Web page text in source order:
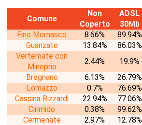
Comune
Non
Coperto
ADSL
30Mb
Fino Mornasco
8.66% 89.94%
Guanzate
13.84% 86.03%
Vertemate con
Minoprio
2.44% 19.9%
Bregnano
6.13% 26.79%
Lomazzo
0.7% 76.69%
Cassina Rizzardi
22.94% 77.06%
Cirimido
0.38% 99.62%
Cermenate
2.97% 12.78%